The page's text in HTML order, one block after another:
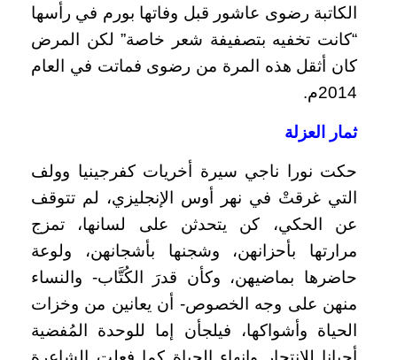
الكاتبة رضوى عاشور قبل وفاتها بورم في رأسها
“كانت تخفيه بتصفيفة شعر خاصة” لكن المرض
كان أثقل هذه المرة من رضوى فماتت في العام
2014م.
ثمار العزلة
حكت نورا ناجي سيرة أخريات كفرجينيا وولف
التي غرقتْ في نهر أوس الإنجليزي، لم تتوقف
عن الحكي، كن يتحدثن على لسانها، تمزج
مرارتها بأحزانهن، وشجنها بأشجانهن، ولوعة
حاضرها بماضيهن، وكأن قدرَ الكُتَّاب- والنساء
منهن على وجه الخصوص- أن يعانين من وخزات
الحياة وأشواكها، فيلجأن إما للوحدة المُفضية